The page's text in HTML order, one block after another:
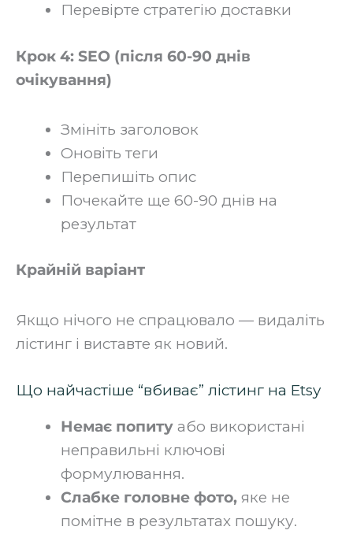
Перевірте стратегію доставки‍
Крок 4: SEO (після 60-90 днів
очікування)
Змініть заголовок
Оновіть теги
Перепишіть опис
Почекайте ще 60-90 днів на
результат‍
Крайній варіант
Якщо нічого не спрацювало — видаліть
лістинг і виставте як новий.
Що найчастіше “вбиває” лістинг на Etsy
Немає попиту або використані
неправильні ключові
формулювання.
Слабке головне фото, яке не
помітне в результатах пошуку.